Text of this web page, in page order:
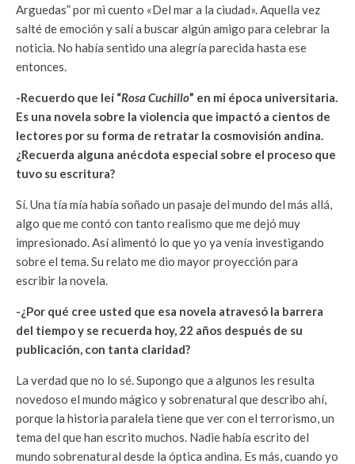
Arguedas” por mi cuento «Del mar a la ciudad». Aquella vez
salté de emoción y salí a buscar algún amigo para celebrar la
noticia. No había sentido una alegría parecida hasta ese
entonces.
-Recuerdo que leí “Rosa Cuchillo” en mi época universitaria.
Es una novela sobre la violencia que impactó a cientos de
lectores por su forma de retratar la cosmovisión andina.
¿Recuerda alguna anécdota especial sobre el proceso que
tuvo su escritura?
Sí. Una tía mía había soñado un pasaje del mundo del más allá,
algo que me contó con tanto realismo que me dejó muy
impresionado. Así alimentó lo que yo ya venía investigando
sobre el tema. Su relato me dio mayor proyección para
escribir la novela.
-¿Por qué cree usted que esa novela atravesó la barrera
del tiempo y se recuerda hoy, 22 años después de su
publicación, con tanta claridad?
La verdad que no lo sé. Supongo que a algunos les resulta
novedoso el mundo mágico y sobrenatural que describo ahí,
porque la historia paralela tiene que ver con el terrorismo, un
tema del que han escrito muchos. Nadie había escrito del
mundo sobrenatural desde la óptica andina. Es más, cuando yo